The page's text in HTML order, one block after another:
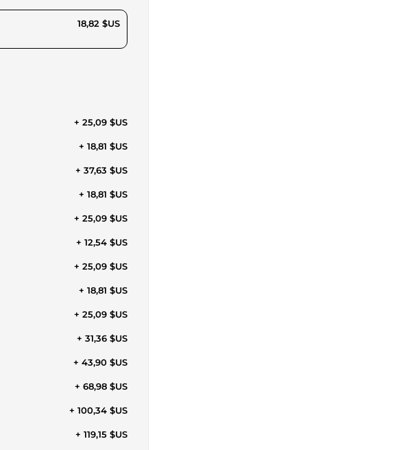
18,82 $US
+ 25,09 $US
+ 18,81 $US
+ 37,63 $US
+ 18,81 $US
+ 25,09 $US
+ 12,54 $US
+ 25,09 $US
+ 18,81 $US
+ 25,09 $US
+ 31,36 $US
+ 43,90 $US
+ 68,98 $US
+ 100,34 $US
+ 119,15 $US